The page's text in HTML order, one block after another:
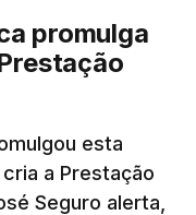
promulga
esta
a Prestação
Seguro alerta,